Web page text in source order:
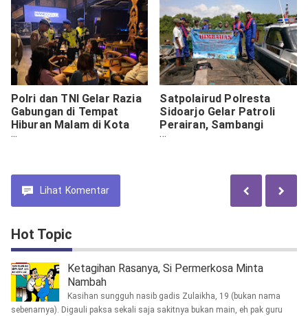
Polri dan TNI Gelar Razia
Gabungan di Tempat
Hiburan Malam di Kota
Jayapura
Satpolairud Polresta
Sidoarjo Gelar Patroli
Perairan, Sambangi
Nelayan Sedang
Lihat Komentar
Hot Topic
Ketagihan Rasanya, Si Permerkosa Minta
Nambah
Kasihan sungguh nasib gadis Zulaikha, 19 (bukan nama
sebenarnya). Digauli paksa sekali saja sakitnya bukan main, eh pak guru